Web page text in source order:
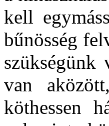
kell
bűnösség
szükségünk
van
köthessen